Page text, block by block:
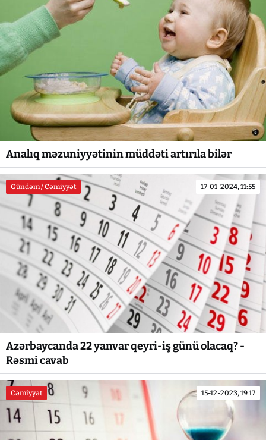
Analıq məzuniyyətinin müddəti artırıla bilər
Gündəm / Cəmiyyət 17-01-2024, 11:55
Azərbaycanda 22 yanvar qeyri-iş günü olacaq? -
Rəsmi cavab
Cəmiyyət 15-12-2023, 19:17